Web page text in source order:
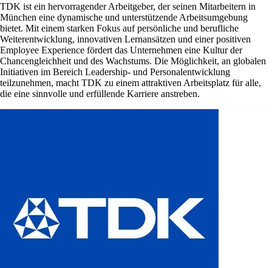
TDK ist ein hervorragender Arbeitgeber, der seinen Mitarbeitern in
München eine dynamische und unterstützende Arbeitsumgebung
bietet. Mit einem starken Fokus auf persönliche und berufliche
Weiterentwicklung, innovativen Lernansätzen und einer positiven
Employee Experience fördert das Unternehmen eine Kultur der
Chancengleichheit und des Wachstums. Die Möglichkeit, an globalen
Initiativen im Bereich Leadership- und Personalentwicklung
teilzunehmen, macht TDK zu einem attraktiven Arbeitsplatz für alle,
die eine sinnvolle und erfüllende Karriere anstreben.